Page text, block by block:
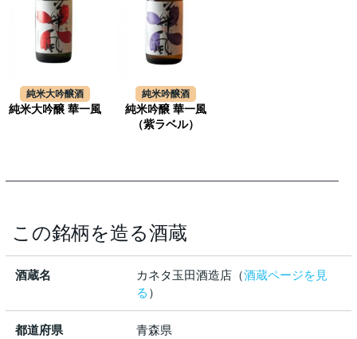
純米大吟醸酒
純米大吟醸 華一風
純米吟醸酒
純米吟醸 華一風
（紫ラベル）
この銘柄を造る酒蔵
酒蔵名 カネタ玉田酒造店（酒蔵ページを見
る ）
都道府県 青森県